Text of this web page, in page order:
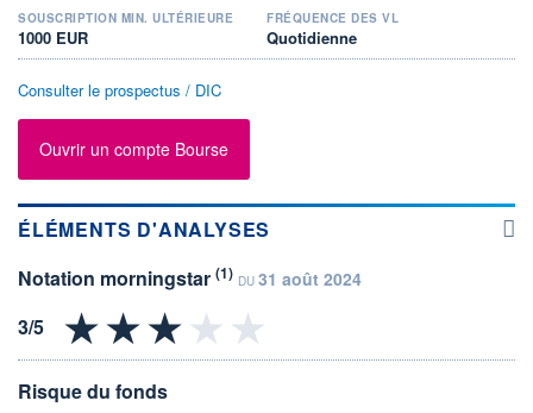
SOUSCRIPTION MIN. ULTÉRIEURE
1000 EUR
FRÉQUENCE DES VL
Quotidienne
Consulter le prospectus / DIC
Ouvrir un compte Bourse
ÉLÉMENTS D'ANALYSES
Notation morningstar (1) DU 31 août 2024
Risque du fonds